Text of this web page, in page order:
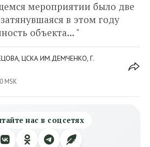
мероприятии было две
в этом году
объекта... "
ЦСКА ИМ.ДЕМЧЕНКО, Г.
MSK
нас в соцсетях